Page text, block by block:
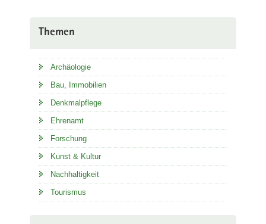
Themen
Archäologie
Bau, Immobilien
Denkmalpflege
Ehrenamt
Forschung
Kunst & Kultur
Nachhaltigkeit
Tourismus